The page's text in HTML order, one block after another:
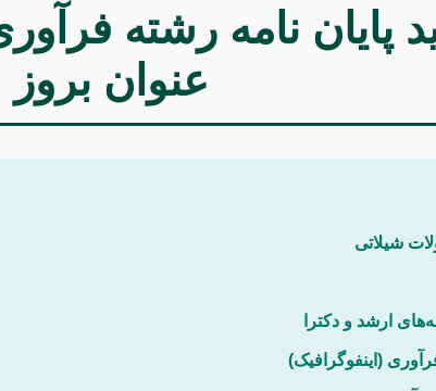
عنوان بروز
شیلاتی
ارشد و دکترا
(اینفوگرافیک)